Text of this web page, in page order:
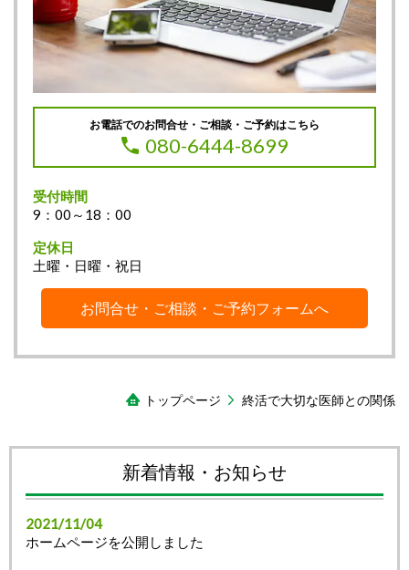
お電話でのお問合せ・ご相談・ご予約はこちら
080-6444-8699
受付時間
9：00～18：00
定休日
土曜・日曜・祝日
お問合せ・ご相談・ご予約フォームへ
トップページ 終活で大切な医師との関係
新着情報・お知らせ
2021/11/04
ホームページを公開しました